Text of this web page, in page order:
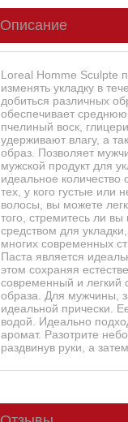
Описание
Loreal Homme Sculpte
изменять укладку в
добиться различных
обеспечивает
пчелиный воск,
удерживают влагу, а
образ. Позволяет
мужской продукт для
идеальное количество
тех, у кого густые
волосы, вы можете
того, стремитесь ли
средством для
многих современных
Паста является
этом сохраняя
современный и легкий
образа. Для мужчины,
идеальной прически.
водой. Идеально
аромат. Разотрите
раздвинув руки, а